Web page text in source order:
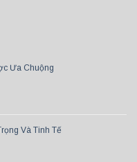
Ưa Chuộng
Và Tinh Tế